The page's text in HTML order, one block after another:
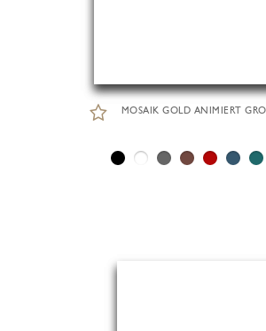
MOSAIK GOLD ANIMIERT